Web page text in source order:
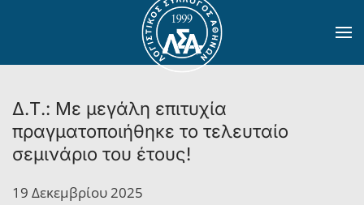
Skip to main content
Δ.Τ.: Με μεγάλη επιτυχία
πραγματοποιήθηκε το τελευταίο
σεμινάριο του έτους!
19 Δεκεμβρίου 2025